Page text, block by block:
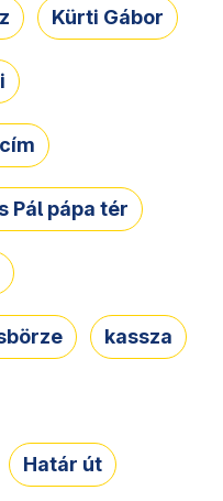
Kürti Gábor
Pál pápa tér
kassza
Határ út